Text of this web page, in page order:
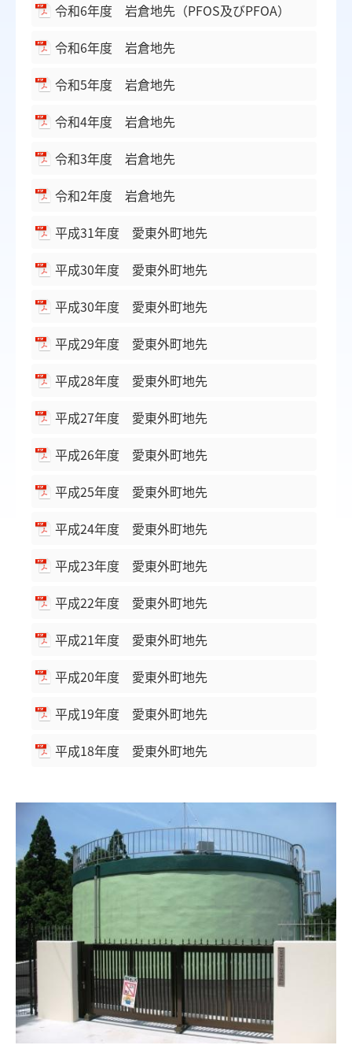
令和6年度 岩倉地先（PFOS及びPFOA）
令和6年度 岩倉地先
令和5年度 岩倉地先
令和4年度 岩倉地先
令和3年度 岩倉地先
令和2年度 岩倉地先
平成31年度 愛東外町地先
平成30年度 愛東外町地先
平成30年度 愛東外町地先
平成29年度 愛東外町地先
平成28年度 愛東外町地先
平成27年度 愛東外町地先
平成26年度 愛東外町地先
平成25年度 愛東外町地先
平成24年度 愛東外町地先
平成23年度 愛東外町地先
平成22年度 愛東外町地先
平成21年度 愛東外町地先
平成20年度 愛東外町地先
平成19年度 愛東外町地先
平成18年度 愛東外町地先